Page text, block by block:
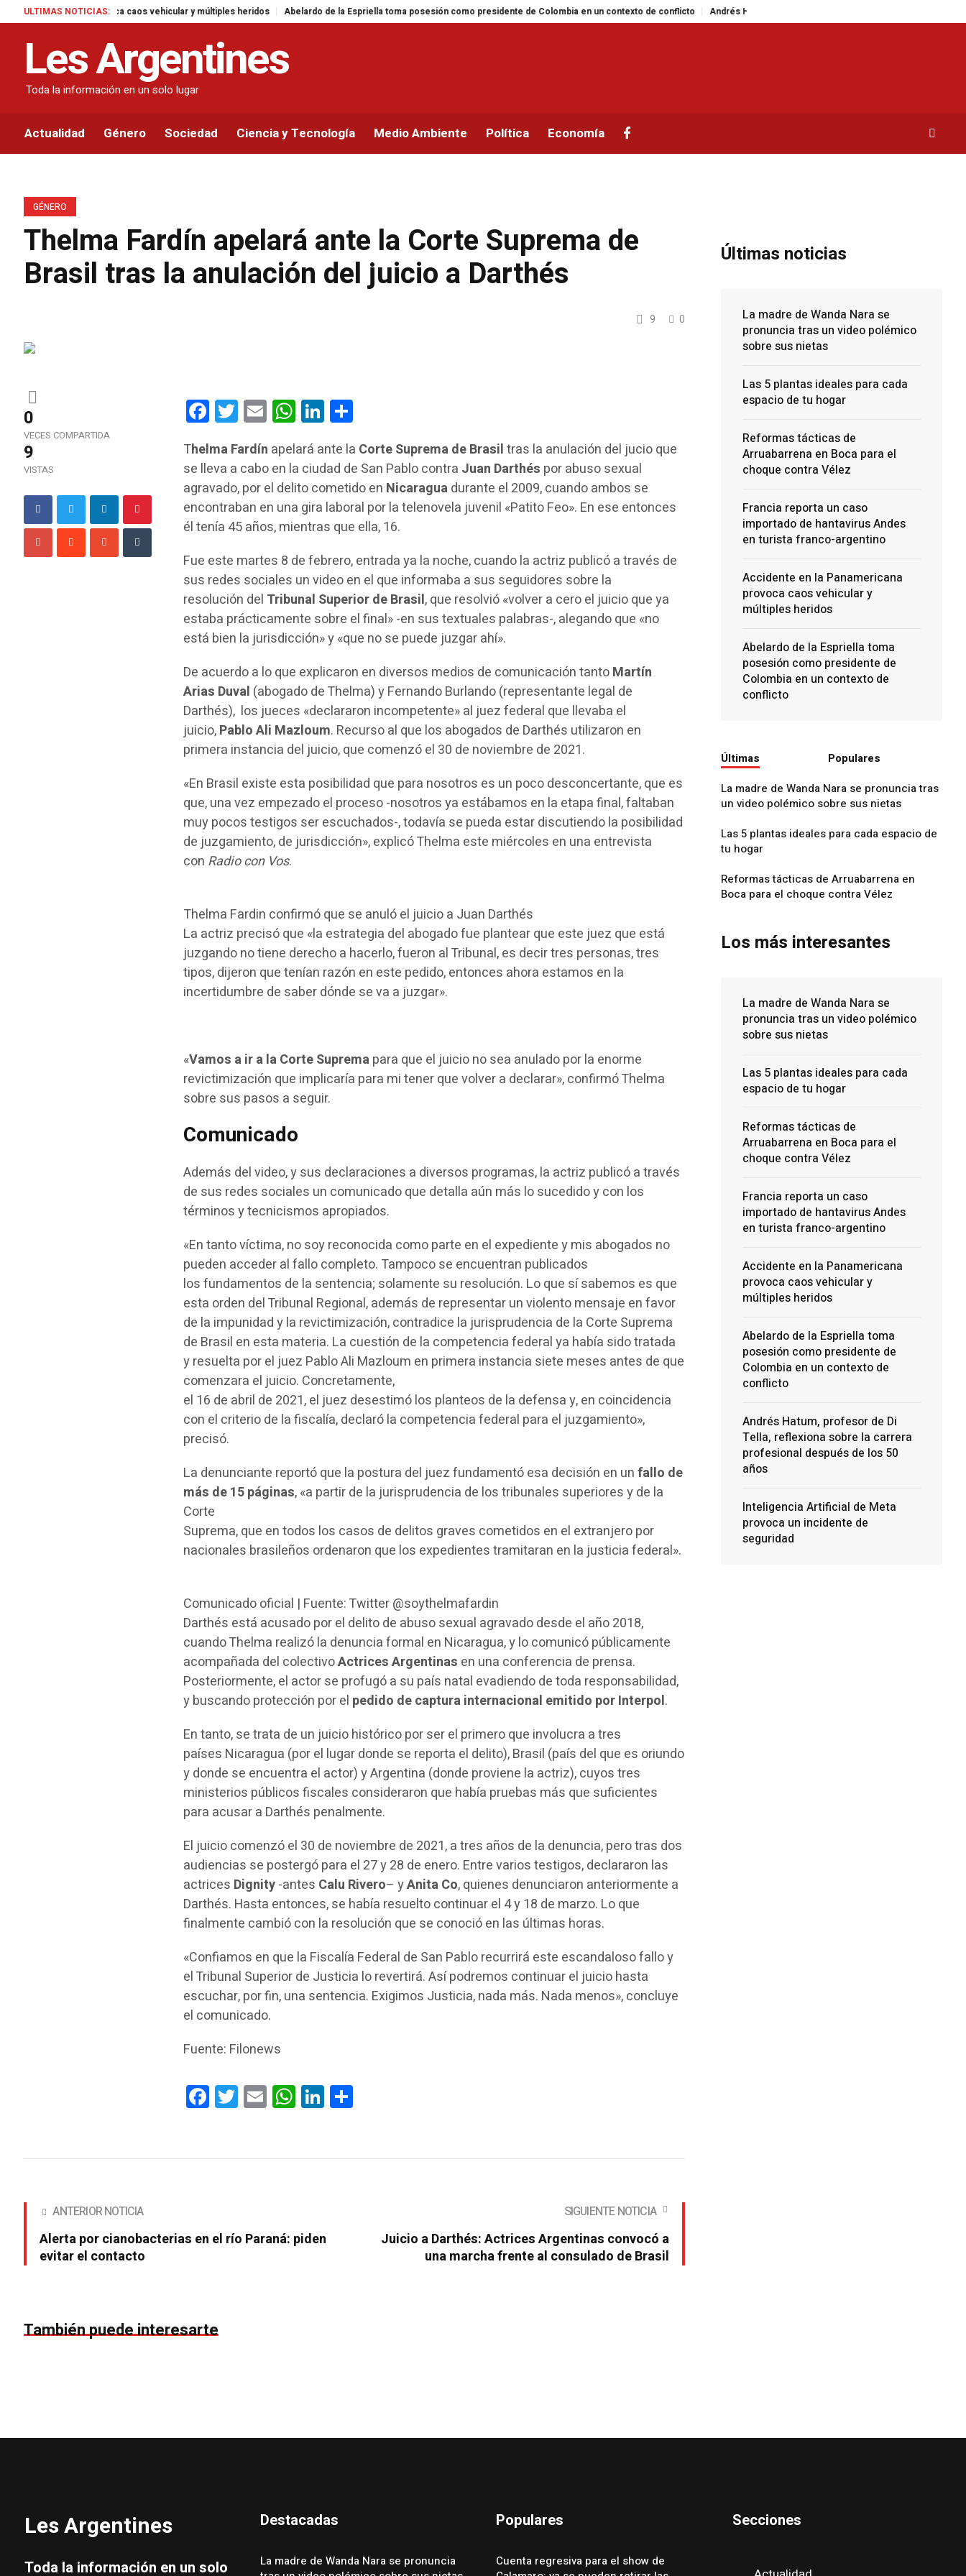
ULTIMAS NOTICIAS:
provoca caos vehicular y múltiples heridos Abelardo de la Espriella toma posesión como presidente de Colombia en un contexto de conflicto Andrés Hatum, profesor de Di Tella, reflexiona sobre la carrera
Les Argentines
Toda la información en un solo lugar
Actualidad Género Sociedad Ciencia y Tecnología Medio Ambiente Política Economía
GÉNERO
Thelma Fardín apelará ante la Corte Suprema de
Brasil tras la anulación del juicio a Darthés
9 0
0
VECES COMPARTIDA
9
VISTAS
FacebookTwitterEmail WhatsAppLinkedIn
Thelma Fardín apelará ante la Corte Suprema de Brasiltras la anulación del jucio que
se lleva a cabo en la ciudad de San Pablo contra Juan Darthés por abuso sexual
agravado, por el delito cometido en Nicaraguadurante el 2009, cuando ambos se
encontraban en una gira laboral por la telenovela juvenil «Patito Feo». En ese entonces
él tenía 45 años, mientras que ella, 16.
Fue este martes 8 de febrero, entrada ya la noche, cuando la actriz publicó a través de
sus redes sociales un video en el que informaba a sus seguidores sobre la
resolución del Tribunal Superior de Brasil, que resolvió «volver a cero el juicio que ya
estaba prácticamente sobre el final» -en sus textuales palabras-, alegando que «no
está bien la jurisdicción» y «que no se puede juzgar ahí».
De acuerdo a lo que explicaron en diversos medios de comunicación tantoMartín
Arias Duval (abogado de Thelma) y Fernando Burlando (representante legal de
Darthés), los jueces «declararon incompetente» al juez federal que llevaba el
juicio,Pablo Ali Mazloum. Recurso al que los abogados de Darthés utilizaron en
primera instancia del juicio, que comenzó el 30 de noviembre de 2021.
«En Brasil existe esta posibilidad que para nosotros es un poco desconcertante, que es
que, una vez empezado el proceso -nosotros ya estábamos en la etapa final, faltaban
muy pocos testigos ser escuchados-, todavía se pueda estar discutiendo la posibilidad
de juzgamiento, de jurisdicción», explicó Thelma este miércoles en una entrevista
con Radio con Vos.
Thelma Fardin confirmó que se anuló el juicio a Juan Darthés
La actriz precisó que «la estrategia del abogado fue plantear que este juez que está
juzgando no tiene derecho a hacerlo, fueron al Tribunal, es decir tres personas, tres
tipos, dijeron que tenían razón en este pedido, entonces ahora estamos en la
incertidumbre de saber dónde se va a juzgar».
«Vamos a ir a la Corte Supremapara que el juicio no sea anulado por la enorme
revictimización que implicaría para mi tener que volver a declarar», confirmó Thelma
sobre sus pasos a seguir.
Comunicado
Además del video, y sus declaraciones a diversos programas, la actriz publicó a través
de sus redes sociales un comunicado que detalla aún más lo sucedido y con los
términos y tecnicismos apropiados.
«En tanto víctima, no soy reconocida como parte en el expediente y mis abogados no
pueden acceder al fallo completo. Tampoco se encuentran publicados
los fundamentos de la sentencia; solamente su resolución. Lo que sí sabemos es que
esta orden del Tribunal Regional, además de representar un violento mensaje en favor
de la impunidad y la revictimización, contradice la jurisprudencia de la Corte Suprema
de Brasil en esta materia. La cuestión de la competencia federal ya había sido tratada
y resuelta por el juez Pablo Ali Mazloum en primera instancia siete meses antes de que
comenzara el juicio. Concretamente,
el 16 de abril de 2021, el juez desestimó los planteos de la defensa y, en coincidencia
con el criterio de la fiscalía, declaró la competencia federal para el juzgamiento»,
precisó.
La denunciante reportó que la postura del juez fundamentó esa decisión en unfallo de
más de 15 páginas, «a partir de la jurisprudencia de los tribunales superiores y de la
Corte
Suprema, que en todos los casos de delitos graves cometidos en el extranjero por
nacionales brasileños ordenaron que los expedientes tramitaran en la justicia federal».
Comunicado oficial | Fuente: Twitter @soythelmafardin
Darthés está acusado por el delito de abuso sexual agravado desde el año 2018,
cuando Thelma realizó la denuncia formal en Nicaragua, y lo comunicó públicamente
acompañada del colectivoActrices Argentinas en una conferencia de prensa.
Posteriormente, el actor se profugó a su país natal evadiendo de toda responsabilidad,
y buscando protección por el pedido de captura internacional emitido por Interpol.
En tanto, se trata de un juicio histórico por ser el primero que involucra a tres
países Nicaragua (por el lugar donde se reporta el delito), Brasil (país del que es oriundo
y donde se encuentra el actor) y Argentina (donde proviene la actriz), cuyos tres
ministerios públicos fiscales consideraron que había pruebas más que suficientes
para acusar a Darthés penalmente.
El juicio comenzó el 30 de noviembre de 2021, a tres años de la denuncia, pero tras dos
audiencias se postergó para el 27 y 28 de enero. Entre varios testigos, declararon las
actrices Dignity-antes Calu Rivero– yAnita Co, quienes denunciaron anteriormente a
Darthés. Hasta entonces, se había resuelto continuar el 4 y 18 de marzo. Lo que
finalmente cambió con la resolución que se conoció en las últimas horas.
«Confiamos en que la Fiscalía Federal de San Pablo recurrirá este escandaloso fallo y
el Tribunal Superior de Justicia lo revertirá. Así podremos continuar el juicio hasta
escuchar, por fin, una sentencia. Exigimos Justicia, nada más. Nada menos», concluye
el comunicado.
Fuente: Filonews
FacebookTwitterEmail WhatsAppLinkedIn
ANTERIOR NOTICIA
Alerta por cianobacterias en el río Paraná: piden
evitar el contacto
SIGUIENTE NOTICIA
Juicio a Darthés: Actrices Argentinas convocó a
una marcha frente al consulado de Brasil
También puede interesarte
Últimas noticias
La madre de Wanda Nara se
pronuncia tras un video polémico
sobre sus nietas
Las 5 plantas ideales para cada
espacio de tu hogar
Reformas tácticas de
Arruabarrena en Boca para el
choque contra Vélez
Francia reporta un caso
importado de hantavirus Andes
en turista franco-argentino
Accidente en la Panamericana
provoca caos vehicular y
múltiples heridos
Abelardo de la Espriella toma
posesión como presidente de
Colombia en un contexto de
conflicto
Últimas
Populares
La madre de Wanda Nara se pronuncia tras
un video polémico sobre sus nietas
Las 5 plantas ideales para cada espacio de
tu hogar
Reformas tácticas de Arruabarrena en
Boca para el choque contra Vélez
Los más interesantes
La madre de Wanda Nara se
pronuncia tras un video polémico
sobre sus nietas
Las 5 plantas ideales para cada
espacio de tu hogar
Reformas tácticas de
Arruabarrena en Boca para el
choque contra Vélez
Francia reporta un caso
importado de hantavirus Andes
en turista franco-argentino
Accidente en la Panamericana
provoca caos vehicular y
múltiples heridos
Abelardo de la Espriella toma
posesión como presidente de
Colombia en un contexto de
conflicto
Andrés Hatum, profesor de Di
Tella, reflexiona sobre la carrera
profesional después de los 50
años
Inteligencia Artificial de Meta
provoca un incidente de
seguridad
Les Argentines
Toda la información en un solo
Destacadas
La madre de Wanda Nara se pronuncia
Populares
Cuenta regresiva para el show de
Secciones